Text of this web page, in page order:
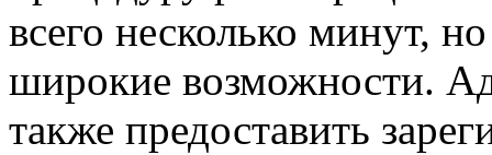
всего несколько минут,
широкие возможности.
также предоставить